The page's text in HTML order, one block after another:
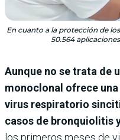
En cuanto a la protección de
50.564
Aunque no se trata de
monoclonal ofrece
virus respiratorio
casos de bronquiolitis
los primeros meses de